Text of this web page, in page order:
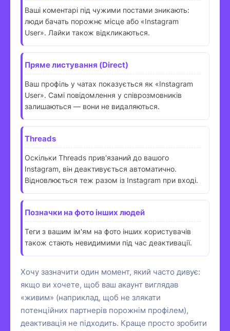
Ваші коментарі під чужими постами зникають:
люди бачать порожнє місце або «Instagram
User». Лайки також відкликаються.
Пряме листування (Direct)
Ваш профіль у чатах показується як «Instagram
User». Самі повідомлення у співрозмовників
залишаються — вони не видаляються.
Threads
Оскільки Threads прив'язаний до вашого
Instagram, він деактивується автоматично.
Відновлюється теж разом із Instagram при вході.
Позначки на фото інших людей
Теги з вашим ім'ям на фото інших користувачів
також стають невидимими під час деактивації.
Хочу зазначити один момент, який часто дивує:
якщо ви хочете, щоб ваш акаунт виглядав
«живим» (наприклад, щоб не злякати
потенційних партнерів порожнім профілем),
деактивація не підходить. Краще просто зробити